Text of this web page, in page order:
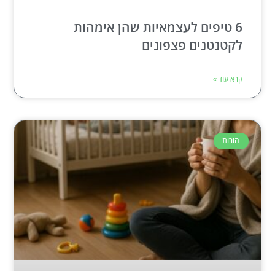
6 טיפים לעצמאיות שהן אימהות
לקטנטנים פצפונים
קרא עוד »
הורות